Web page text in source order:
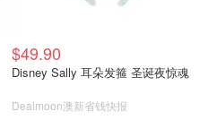
$49.90
Disney Sally 耳朵发箍 圣诞夜惊魂
Dealmoon澳新省钱快报